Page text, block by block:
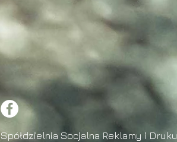
Spółdzielnia Socjalna Reklamy i Druku